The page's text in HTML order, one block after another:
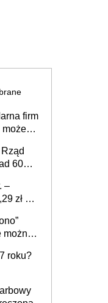
firm
może
60
–
zł za
można
roku?